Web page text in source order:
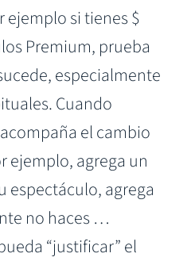
si tienes $
Premium, prueba
especialmente
Cuando
el cambio
ejemplo, agrega un
espectáculo, agrega
no haces …
“justificar” el